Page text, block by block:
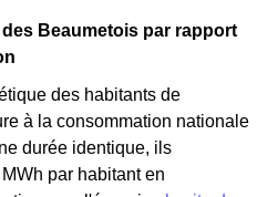
Beaumetois par rapport
des habitants de
à la consommation nationale
durée identique, ils
par habitant en